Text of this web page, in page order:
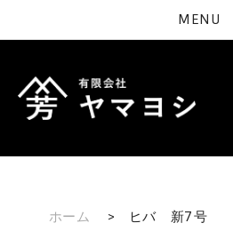
MENU
ホーム > ヒバ 新7号